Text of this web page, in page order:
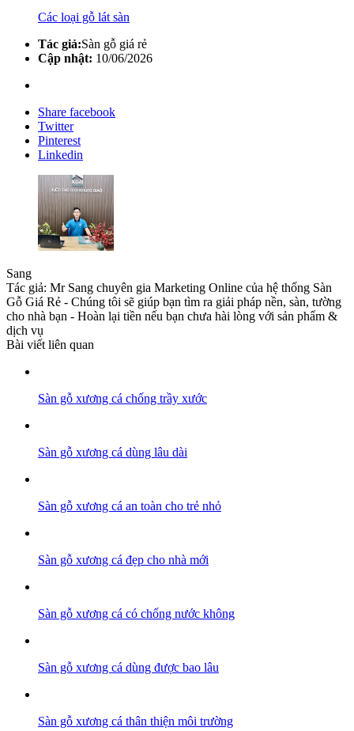
Các loại gỗ lát sàn
Tác giả:Sàn gỗ giá rẻ
Cập nhật: 10/06/2026
Share facebook
Twitter
Pinterest
Linkedin
Sang
Tác giả: Mr Sang chuyên gia Marketing Online của hệ thống Sàn
Gỗ Giá Rẻ - Chúng tôi sẽ giúp bạn tìm ra giải pháp nền, sàn, tường
cho nhà bạn - Hoàn lại tiền nếu bạn chưa hài lòng với sản phẩm &
dịch vụ
Bài viết liên quan
Sàn gỗ xương cá chống trầy xước
Sàn gỗ xương cá dùng lâu dài
Sàn gỗ xương cá an toàn cho trẻ nhỏ
Sàn gỗ xương cá đẹp cho nhà mới
Sàn gỗ xương cá có chống nước không
Sàn gỗ xương cá dùng được bao lâu
Sàn gỗ xương cá thân thiện môi trường